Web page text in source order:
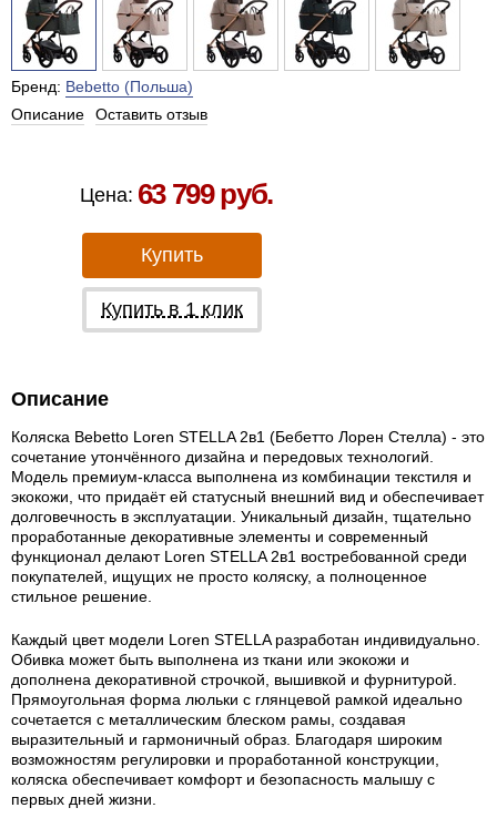
Бренд: Bebetto (Польша)
Описание
Оставить отзыв
Цена: 63 799 руб.
Купить
Купить в 1 клик
Описание
Коляска Bebetto Loren STELLA 2в1 (Бебетто Лорен Стелла) - это
сочетание утончённого дизайна и передовых технологий.
Модель премиум-класса выполнена из комбинации текстиля и
экокожи, что придаёт ей статусный внешний вид и обеспечивает
долговечность в эксплуатации. Уникальный дизайн, тщательно
проработанные декоративные элементы и современный
функционал делают Loren STELLA 2в1 востребованной среди
покупателей, ищущих не просто коляску, а полноценное
стильное решение.
Каждый цвет модели Loren STELLA разработан индивидуально.
Обивка может быть выполнена из ткани или экокожи и
дополнена декоративной строчкой, вышивкой и фурнитурой.
Прямоугольная форма люльки с глянцевой рамкой идеально
сочетается с металлическим блеском рамы, создавая
выразительный и гармоничный образ. Благодаря широким
возможностям регулировки и проработанной конструкции,
коляска обеспечивает комфорт и безопасность малышу с
первых дней жизни.